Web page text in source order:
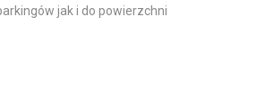
jak i do powierzchni